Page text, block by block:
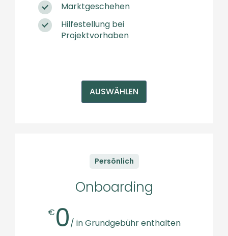
Marktgeschehen
Hilfestellung bei
Projektvorhaben
AUSWÄHLEN
Persönlich
Onboarding
€0/ in Grundgebühr enthalten